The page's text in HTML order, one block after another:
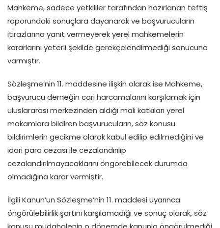
Mahkeme, sadece yetkililer tarafından hazırlanan teftiş
raporundaki sonuçlara dayanarak ve başvurucuların
itirazlarına yanıt vermeyerek yerel mahkemelerin
kararlarını yeterli şekilde gerekçelendirmediği sonucuna
varmıştır.
Sözleşme’nin 11. maddesine ilişkin olarak ise Mahkeme,
başvurucu derneğin cari harcamalarını karşılamak için
uluslararası merkezinden aldığı mali katkıları yerel
makamlara bildiren başvurucuların, söz konusu
bildirimlerin gecikme olarak kabul edilip edilmediğini ve
idari para cezası ile cezalandırılıp
cezalandırılmayacaklarını öngörebilecek durumda
olmadığına karar vermiştir.
İlgili Kanun’un Sözleşme’nin 11. maddesi uyarınca
öngörülebilirlik şartını karşılamadığı ve sonuç olarak, söz